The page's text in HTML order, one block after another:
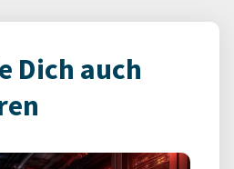
Dich auch